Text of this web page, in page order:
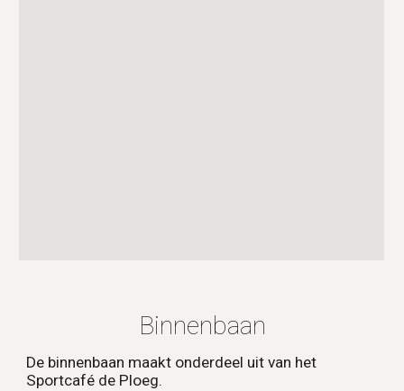
Binnenbaan
De binnenbaan maakt onderdeel uit van het
Sportcafé de Ploeg.